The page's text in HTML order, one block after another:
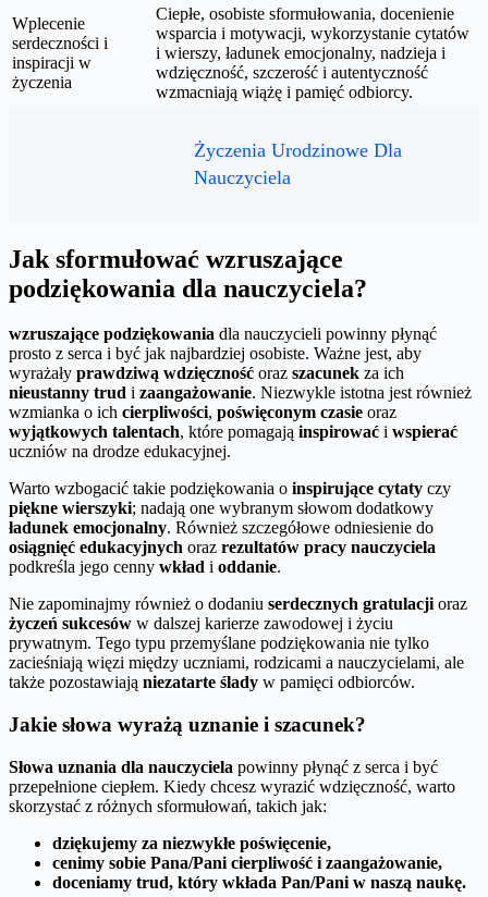
Wplecenie
serdeczności i
inspiracji w
życzenia
Ciepłe, osobiste sformułowania, docenienie
wsparcia i motywacji, wykorzystanie cytatów
i wierszy, ładunek emocjonalny, nadzieja i
wdzięczność, szczerość i autentyczność
wzmacniają wiążę i pamięć odbiorcy.
Życzenia Urodzinowe Dla
Nauczyciela
Jak sformułować wzruszające
podziękowania dla nauczyciela?
wzruszające podziękowania dla nauczycieli powinny płynąć
prosto z serca i być jak najbardziej osobiste. Ważne jest, aby
wyrażały prawdziwą wdzięczność oraz szacunek za ich
nieustanny trud i zaangażowanie. Niezwykle istotna jest również
wzmianka o ich cierpliwości, poświęconym czasie oraz
wyjątkowych talentach, które pomagają inspirować i wspierać
uczniów na drodze edukacyjnej.
Warto wzbogacić takie podziękowania o inspirujące cytaty czy
piękne wierszyki; nadają one wybranym słowom dodatkowy
ładunek emocjonalny. Również szczegółowe odniesienie do
osiągnięć edukacyjnych oraz rezultatów pracy nauczyciela
podkreśla jego cenny wkład i oddanie.
Nie zapominajmy również o dodaniu serdecznych gratulacjioraz
życzeń sukcesów w dalszej karierze zawodowej i życiu
prywatnym. Tego typu przemyślane podziękowania nie tylko
zacieśniają więzi między uczniami, rodzicami a nauczycielami, ale
także pozostawiają niezatarte ślady w pamięci odbiorców.
Jakie słowa wyrażą uznanie i szacunek?
Słowa uznania dla nauczyciela powinny płynąć z serca i być
przepełnione ciepłem. Kiedy chcesz wyrazić wdzięczność, warto
skorzystać z różnych sformułowań, takich jak:
dziękujemy za niezwykłe poświęcenie,
cenimy sobie Pana/Pani cierpliwość i zaangażowanie,
doceniamy trud, który wkłada Pan/Pani w naszą naukę.